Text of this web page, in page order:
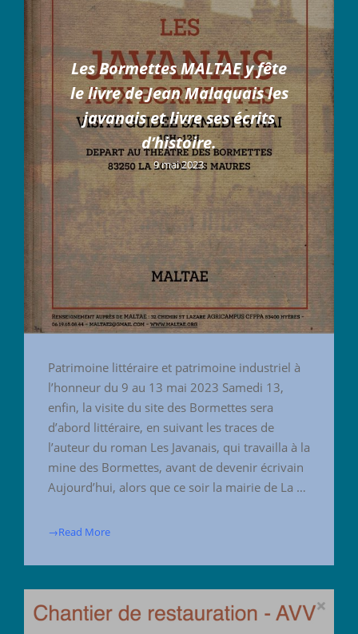
Les Bormettes MALTAE y fête
le livre de Jean Malaquais les
javanais et livre ses écrits
d’histoire.
9 mai 2023
Patrimoine littéraire et patrimoine industriel à
l’honneur du 9 au 13 mai 2023 Samedi 13,
enfin, la visite du site des Bormettes sera
d’abord littéraire, en suivant les traces de
l’auteur du roman Les Javanais, qui travailla à la
mine des Bormettes, avant de devenir écrivain
Aujourd’hui, alors que ce soir la mairie de La …
→Read More